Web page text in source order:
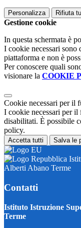
Personalizza Rifiuta
Gestione cookie
In questa schermata è
I cookie necessari
piattaforma e non è
Per conoscere quali
visionare la COOKIE
Cookie necessari per il
I cookie necessari per il
disabilitati. È possibile
policy.
Accetta tutti Salva le
Alberti Abano Terme
Contatti
Istituto Istruzione
Terme